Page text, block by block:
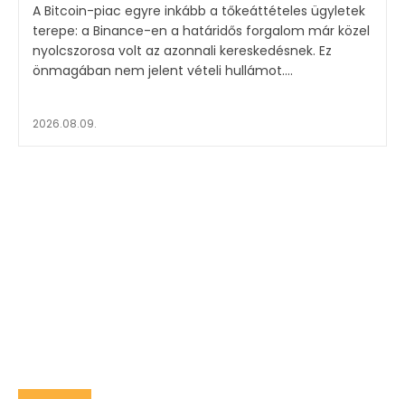
A Bitcoin-piac egyre inkább a tőkeáttételes ügyletek
terepe: a Binance-en a határidős forgalom már közel
nyolcszorosa volt az azonnali kereskedésnek. Ez
önmagában nem jelent vételi hullámot....
2026.08.09.